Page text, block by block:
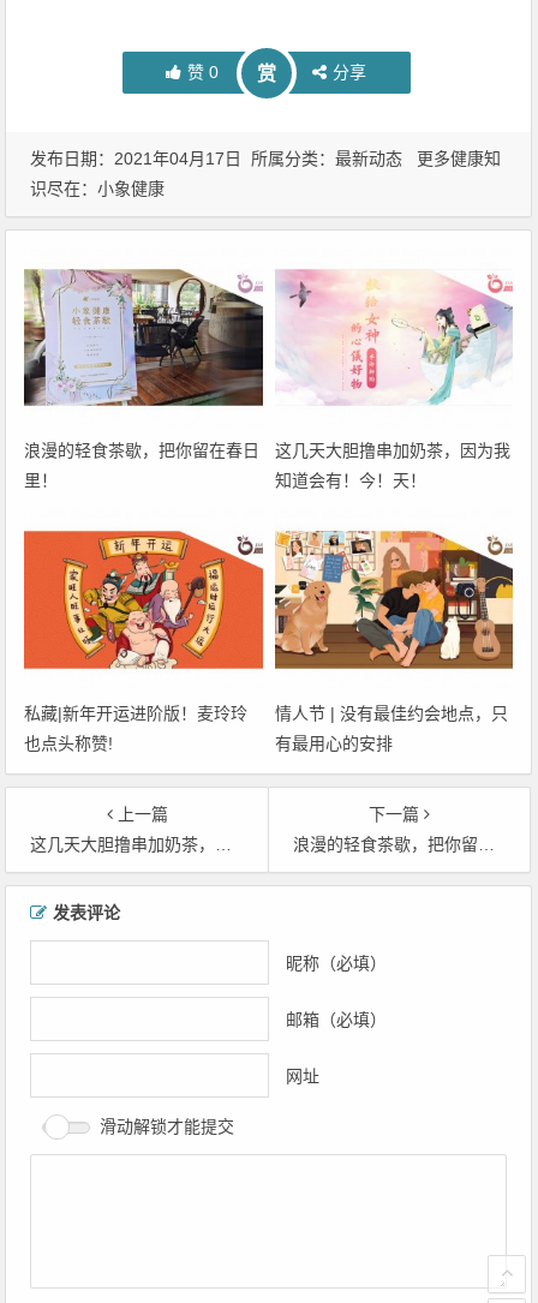
赞 0 赏 分享
发布日期：2021年04月17日 所属分类：最新动态 更多健康知
识尽在：小象健康
浪漫的轻食茶歇，把你留在春日
里！
这几天大胆撸串加奶茶，因为我
知道会有！今！天！
私藏|新年开运进阶版！麦玲玲
也点头称赞!
情人节 | 没有最佳约会地点，只
有最用心的安排
上一篇
这几天大胆撸串加奶茶，因为我知道会有！今！天！
下一篇
浪漫的轻食茶歇，把你留在春日里！
发表评论
昵称（必填）
邮箱（必填）
网址
滑动解锁才能提交